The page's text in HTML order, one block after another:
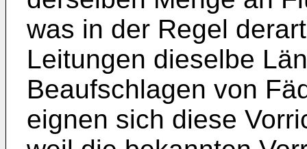
was in der Regel
Leitungen dieselbe
Beaufschlagen von
eignen sich diese